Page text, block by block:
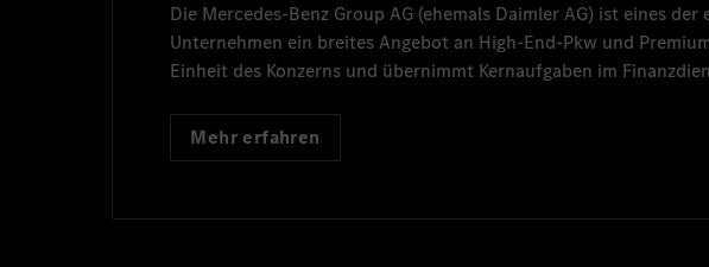
Die Mercedes-Benz Group AG (ehemals Daimler AG) ist eines der
Unternehmen ein breites Angebot an High-End-Pkw und
Einheit des Konzerns und übernimmt Kernaufgaben im
Mehr erfahren